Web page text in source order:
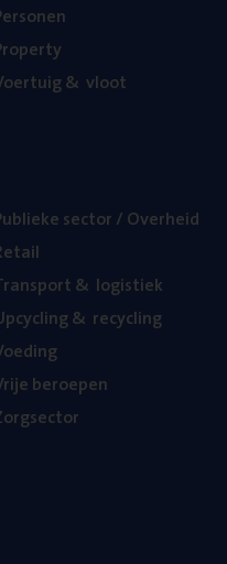
& vloot
sec­tor / Overheid
& logistiek
& recycling
beroe­pen